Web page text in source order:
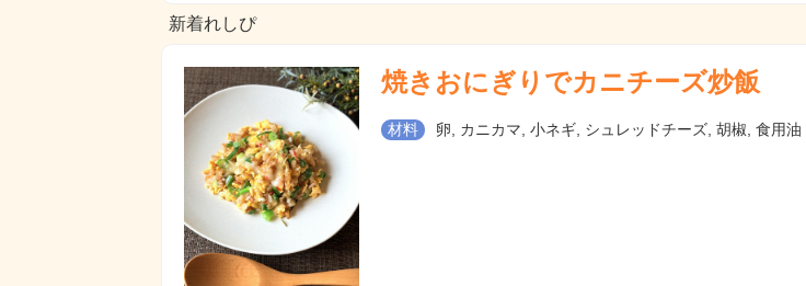
新着れしぴ
焼きおにぎりでカニチーズ炒飯
材料 卵, カニカマ, 小ネギ, シュレッドチーズ, 胡椒, 食用油